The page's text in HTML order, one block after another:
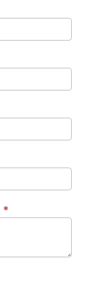
*